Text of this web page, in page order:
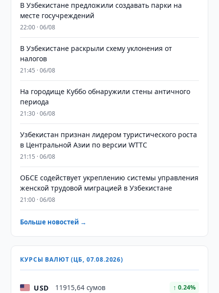
В Узбекистане предложили создавать парки на
месте госучреждений
22:00 · 06/08
В Узбекистане раскрыли схему уклонения от
налогов
21:45 · 06/08
На городище Куббо обнаружили стены античного
периода
21:30 · 06/08
Узбекистан признан лидером туристического роста
в Центральной Азии по версии WTTC
21:15 · 06/08
ОБСЕ содействует укреплению системы управления
женской трудовой миграцией в Узбекистане
21:00 · 06/08
Больше новостей →
КУРСЫ ВАЛЮТ (ЦБ, 07.08.2026)
USD 11915,64 сумов ↑ 0.24%